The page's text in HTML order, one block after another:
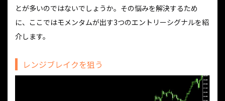
とが多いのではないでしょうか。その悩みを解決するため
に、ここではモメンタムが出す3つのエントリーシグナルを紹
介します。
レンジブレイクを狙う